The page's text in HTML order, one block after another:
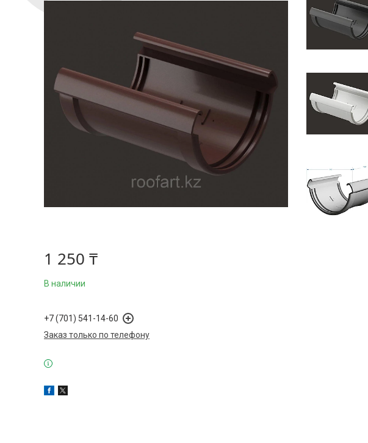
1 250 ₸
В наличии
+7 (701) 541-14-60
Заказ только по телефону